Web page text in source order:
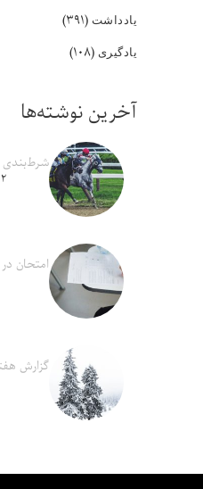
یادداشت (۳۹۱)
یادگیری (۱۰۸)
آخرین نوشته‌ها
شرط‌بندی
۱۲
امتحان
گزارش